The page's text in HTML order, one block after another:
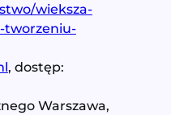
wieksza-
tworzeniu-
, dostęp:
Warszawa,